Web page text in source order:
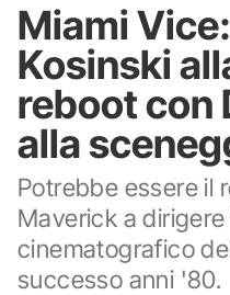
Miami
Kosinski
reboot con
alla
Potrebbe essere il
Maverick a
cinematografico
successo anni '80.